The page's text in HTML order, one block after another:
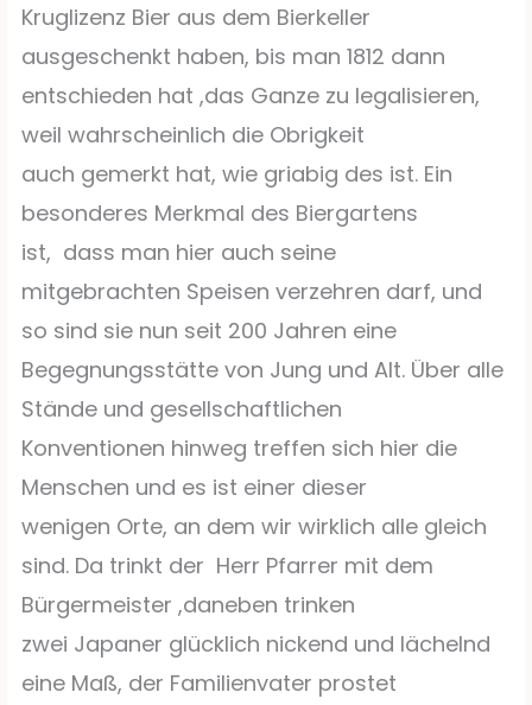
Kruglizenz Bier aus dem Bierkeller
ausgeschenkt haben, bis man 1812 dann
entschieden hat ,das Ganze zu legalisieren,
weil wahrscheinlich die Obrigkeit
auch gemerkt hat, wie griabig des ist. Ein
besonderes Merkmal des Biergartens
ist, dass man hier auch seine
mitgebrachten Speisen verzehren darf, und
so sind sie nun seit 200 Jahren eine
Begegnungsstätte von Jung und Alt. Über alle
Stände und gesellschaftlichen
Konventionen hinweg treffen sich hier die
Menschen und es ist einer dieser
wenigen Orte, an dem wir wirklich alle gleich
sind. Da trinkt der Herr Pfarrer mit dem
Bürgermeister ,daneben trinken
zwei Japaner glücklich nickend und lächelnd
eine Maß, der Familienvater prostet